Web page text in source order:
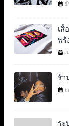
ธั
เสื้
พร้
เ
ร้า
ม
ระ